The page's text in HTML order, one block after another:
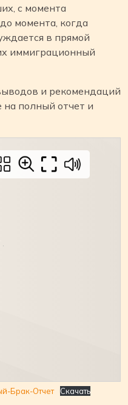
с момента
момента, когда
в прямой
иммиграционный
и рекомендаций
на полный отчет и
Брак-Отчет Скачать